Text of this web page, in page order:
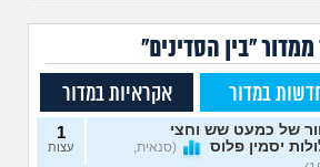
ממדור "בין הסדינים"
במדור אקראיות במדור
של כמעט שש וחצי
יסמין פלוס
(סנאית,
1
עצות